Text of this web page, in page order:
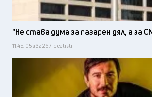
"Не става дума за пазарен дял, а за
11:45, 05 авг 26 / Idealisti